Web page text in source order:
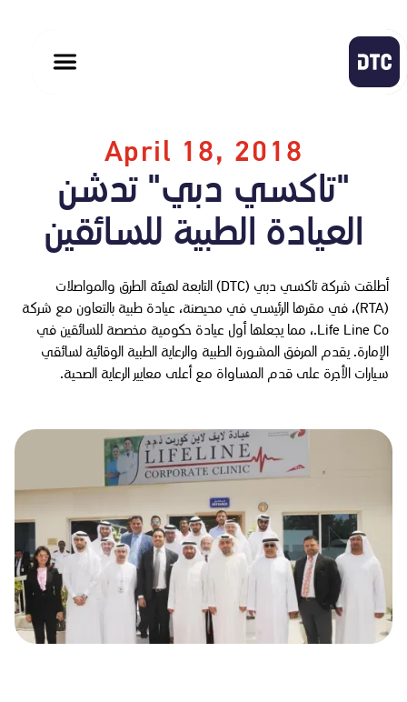
April 18, 2018
"تاكسي دبي" تدشن
العيادة الطبية للسائقين
أطلقت شركة تاكسي دبي (DTC) التابعة لهيئة الطرق والمواصلات
(RTA)، في مقرها الرئيسي في محيصنة، عيادة طبية بالتعاون مع شركة
Life Line Co.، مما يجعلها أول عيادة حكومية مخصصة للسائقين في
الإمارة. يقدم المرفق المشورة الطبية والرعاية الطبية الوقائية لسائقي
سيارات الأجرة على قدم المساواة مع أعلى معايير الرعاية الصحية.